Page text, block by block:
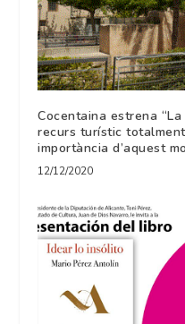
Cocentaina estrena
recurs turístic
importància d’aquest
12/12/2020